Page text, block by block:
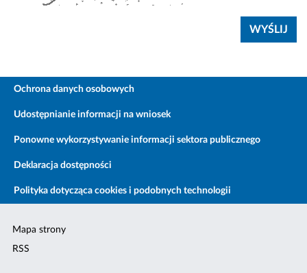
Ochrona danych osobowych
Udostępnianie informacji na wniosek
Ponowne wykorzystywanie informacji sektora publicznego
Deklaracja dostępności
Polityka dotycząca cookies i podobnych technologii
Mapa strony
RSS